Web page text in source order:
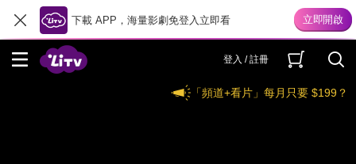
下載 APP，海量影劇免登入立即看
登入 / 註冊
「頻道+看片」每月只要 $199？